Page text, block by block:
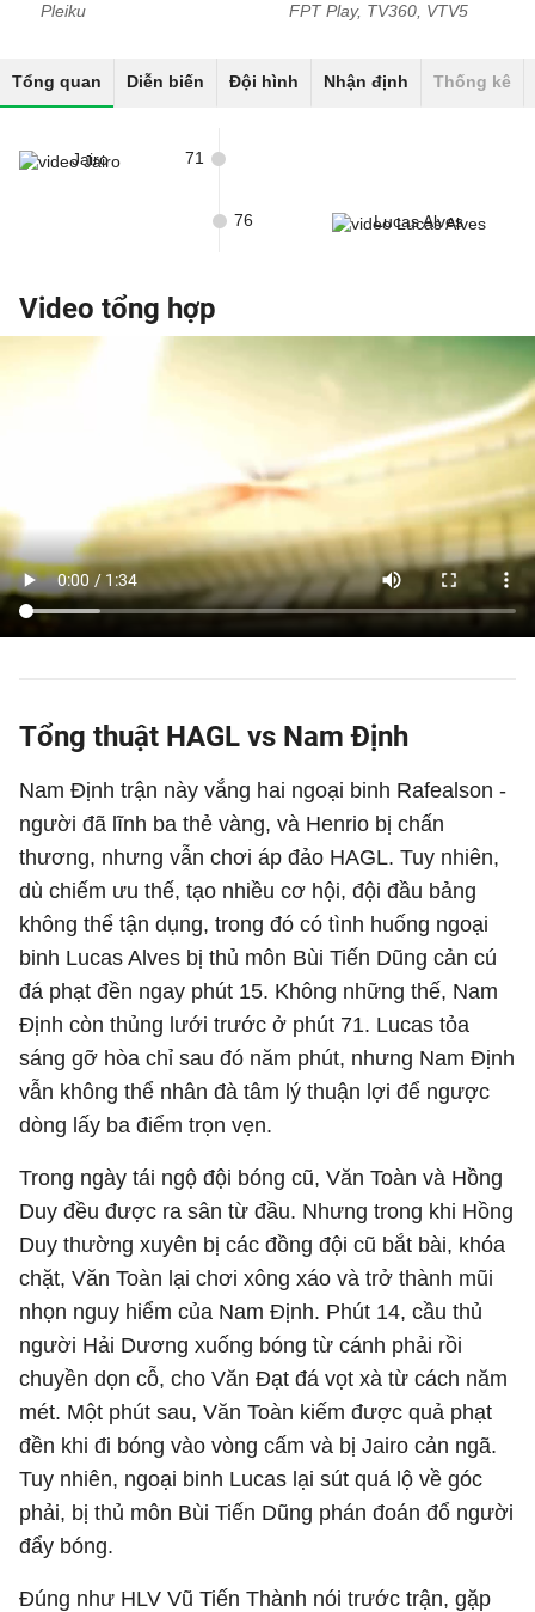
Pleiku FPT Play, TV360, VTV5
Tổng quan Diễn biến Đội hình Nhận định Thống kê
Jairo 71
Lucas Alves
76
Video tổng hợp
Tổng thuật HAGL vs Nam Định
Nam Định trận này vắng hai ngoại binh Rafealson -
người đã lĩnh ba thẻ vàng, và Henrio bị chấn
thương, nhưng vẫn chơi áp đảo HAGL. Tuy nhiên,
dù chiếm ưu thế, tạo nhiều cơ hội, đội đầu bảng
không thể tận dụng, trong đó có tình huống ngoại
binh Lucas Alves bị thủ môn Bùi Tiến Dũng cản cú
đá phạt đền ngay phút 15. Không những thế, Nam
Định còn thủng lưới trước ở phút 71. Lucas tỏa
sáng gỡ hòa chỉ sau đó năm phút, nhưng Nam Định
vẫn không thể nhân đà tâm lý thuận lợi để ngược
dòng lấy ba điểm trọn vẹn.
Trong ngày tái ngộ đội bóng cũ, Văn Toàn và Hồng
Duy đều được ra sân từ đầu. Nhưng trong khi Hồng
Duy thường xuyên bị các đồng đội cũ bắt bài, khóa
chặt, Văn Toàn lại chơi xông xáo và trở thành mũi
nhọn nguy hiểm của Nam Định. Phút 14, cầu thủ
người Hải Dương xuống bóng từ cánh phải rồi
chuyền dọn cỗ, cho Văn Đạt đá vọt xà từ cách năm
mét. Một phút sau, Văn Toàn kiếm được quả phạt
đền khi đi bóng vào vòng cấm và bị Jairo cản ngã.
Tuy nhiên, ngoại binh Lucas lại sút quá lộ về góc
phải, bị thủ môn Bùi Tiến Dũng phán đoán đổ người
đẩy bóng.
Đúng như HLV Vũ Tiến Thành nói trước trận, gặp